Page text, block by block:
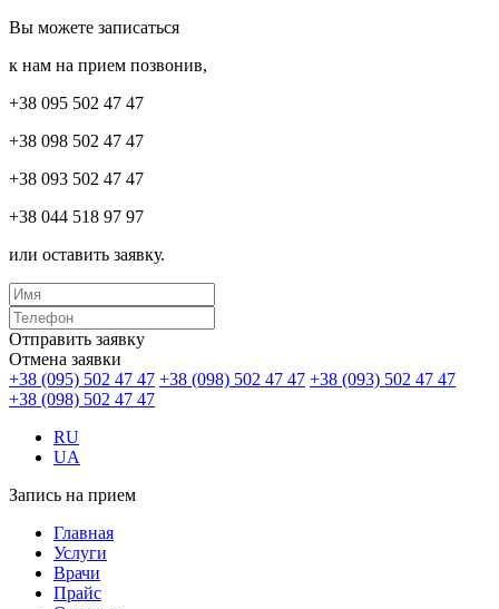
Вы можете записаться
к нам на прием позвонив,
+38 095 502 47 47
+38 098 502 47 47
+38 093 502 47 47
+38 044 518 97 97
или оставить заявку.
Отправить заявку
Отмена заявки
+38 (095) 502 47 47 +38 (098) 502 47 47 +38 (093) 502 47 47
+38 (098) 502 47 47
RU
UA
Запись на прием
Главная
Услуги
Врачи
Прайс